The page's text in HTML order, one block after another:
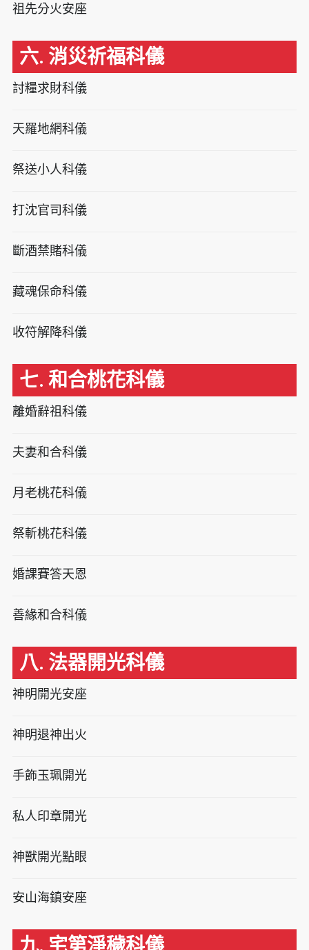
祖先分火安座
六. 消災祈福科儀
討糧求財科儀
天羅地網科儀
祭送小人科儀
打沈官司科儀
斷酒禁賭科儀
藏魂保命科儀
收符解降科儀
七. 和合桃花科儀
離婚辭祖科儀
夫妻和合科儀
月老桃花科儀
祭斬桃花科儀
婚課賽答天恩
善緣和合科儀
八. 法器開光科儀
神明開光安座
神明退神出火
手飾玉珮開光
私人印章開光
神獸開光點眼
安山海鎮安座